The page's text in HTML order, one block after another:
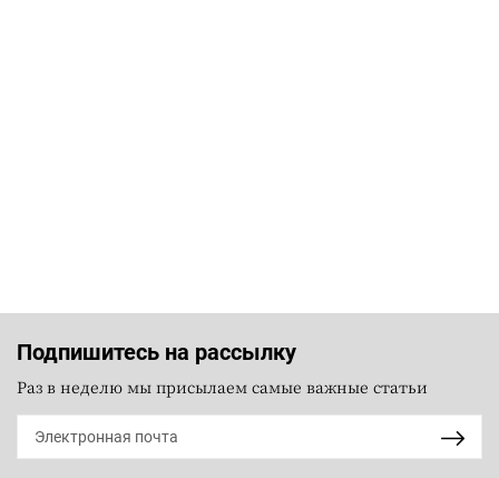
Подпишитесь на рассылку
Раз в неделю мы присылаем самые важные статьи